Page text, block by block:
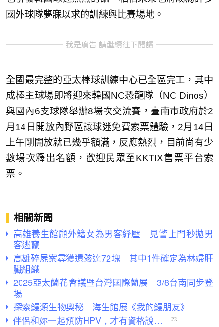
國外球隊夢寐以求的訓練與比賽場地。
我是廣告 請繼續往下閱讀
全國最完整的亞太棒球訓練中心已全區完工，其中
成棒主球場即將迎來韓國NC恐龍隊（NC Dinos）
與國內6支球隊舉辦8場次交流賽，臺南市政府於2
月14日開放內野區讓球迷免費索票體驗，2月14日
上午剛開放就已幾乎額滿，反應熱烈，目前尚有少
數場次釋出名額，歡迎民眾至KKTIX售票平台索
票。
相關新聞
高雄養生館顧外籍女為男客紓壓 見警上門秒拋男
客逃竄
高雄碎屍案尋獲遺骸達72塊 其中1件確定為林婦肝
臟組織
2025亞太蘭花會議暨台灣國際蘭展 3/8台南同步登
場
探索鰻類生物奧秘！海生館展《我的鰻朋友》